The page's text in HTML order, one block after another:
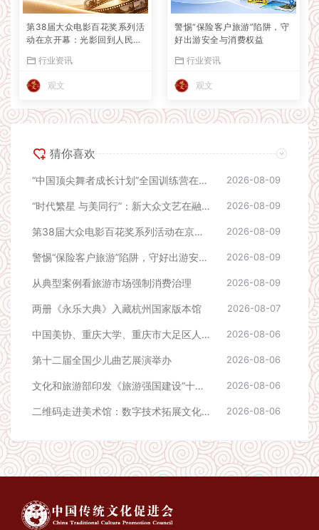
第38届大众电影百花奖系列活
动在京开幕：光影回到人民中
行业资讯
观文
警惕“保险客户旅游”陷阱，守
好出游安全与消费权益
行业资讯
观文
猜你喜欢
“中国顶尖舞者成长计划”全国训练营在济南开营 2026-08-09
“时代繁星 与美同行”：新大众文艺在融合中拓展表达空间 2026-08-09
第38届大众电影百花奖系列活动在京开幕：光影回到人民中间 2026-08-09
警惕“保险客户旅游”陷阱，守好出游安全与消费权益 2026-08-09
从典型案例看旅游市场强制消费治理 2026-08-09
两册《永乐大典》入藏杭州国家版本馆 2026-08-07
中国美协、重庆大学、重庆市大足区人民政府“文艺赋美乡村”共建项目合作签约会议在京举行 2026-08-06
第十二届全国少儿曲艺展演举办 2026-08-06
文化和旅游部印发《旅游强国建设“十五五”规划》 2026-08-06
二维码走进美术馆：数字技术拓展文化表达新空间 2026-08-06